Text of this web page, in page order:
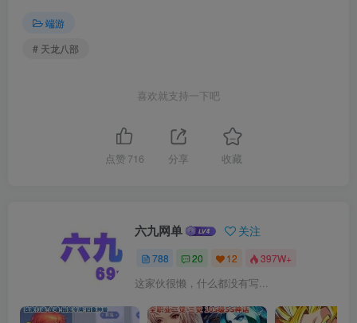
端游
# 天龙八部
喜欢就支持一下吧
点赞 716 分享 收藏
六九网单 关注
788 20 12 397W+
这家伙很懒，什么都没有写...